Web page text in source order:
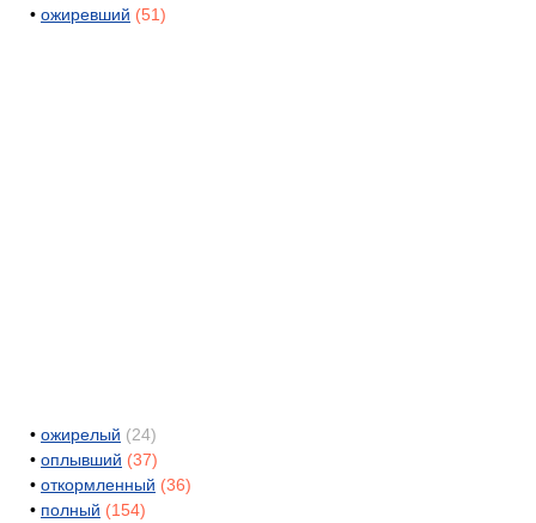
• ожиревший (51)
• ожирелый (24)
• оплывший (37)
• откормленный (36)
• полный (154)